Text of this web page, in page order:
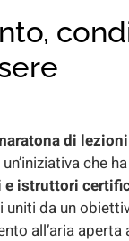
di
un’iniziativa che
e istruttori
da un
all’aria aperta